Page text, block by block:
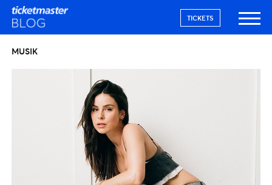
TICKETS
MUSIK